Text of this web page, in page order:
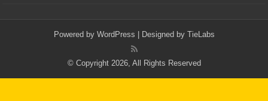
Powered by WordPress | Designed by TieLabs
© Copyright 2026, All Rights Reserved